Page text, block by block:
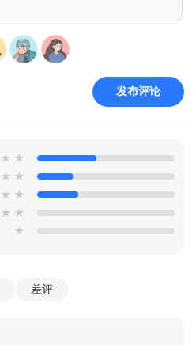
发布评论
★ ★
★ ★
★ ★
★ ★
★
差评